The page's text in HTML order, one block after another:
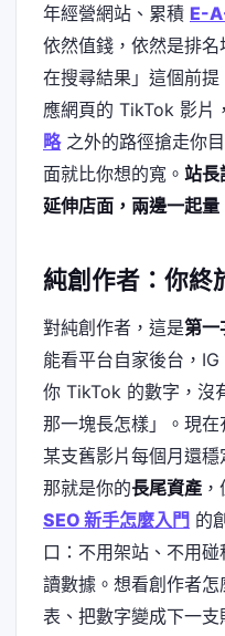
年經營網站、累積 E-
依然值錢，依然是排
在搜尋結果」這個前
應網頁的 TikTok 影片
略之外的路徑搶走你
面就比你想的寬。 站長
延伸店面，兩邊一起量
純創作者：你終
對純創作者，這是第一
能看平台自家後台，
你 TikTok 的數字，沒
那一塊長怎樣」。現
某支舊影片每個月還
那就是你的長尾資產
SEO 新手怎麼入門 的
口：不用架站、不用
讀數據。想看創作者
表、把數字變成下一支